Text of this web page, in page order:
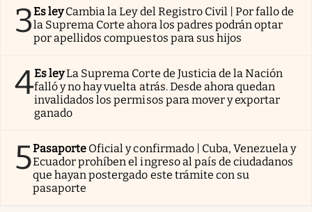
3Es ley Cambia la Ley del Registro Civil | Por fallo de
la Suprema Corte ahora los padres podrán optar
por apellidos compuestos para sus hijos
4Es leyLa Suprema Corte de Justicia de la Nación
falló y no hay vuelta atrás. Desde ahora quedan
invalidados los permisos para mover y exportar
ganado
5Pasaporte Oficial y confirmado | Cuba, Venezuela y
Ecuador prohíben el ingreso al país de ciudadanos
que hayan postergado este trámite con su
pasaporte